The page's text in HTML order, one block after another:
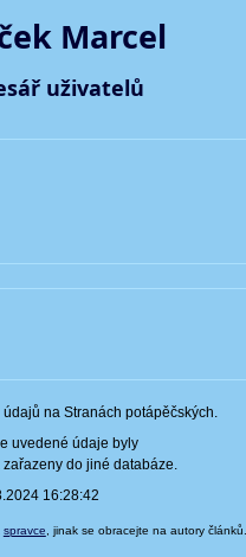
Marcel
uživatelů
na Stranách potápěčských.
uvedené údaje byly
do jiné databáze.
16:28:42
spravce , jinak se obracejte na autory článků.